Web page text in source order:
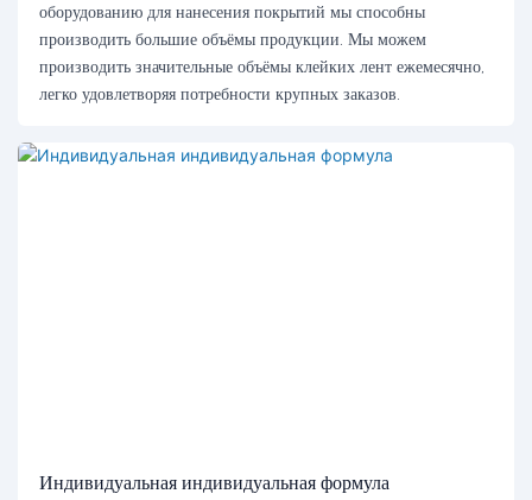
оборудованию для нанесения покрытий мы способны
производить большие объёмы продукции. Мы можем
производить значительные объёмы клейких лент ежемесячно,
легко удовлетворяя потребности крупных заказов.
Индивидуальная индивидуальная формула